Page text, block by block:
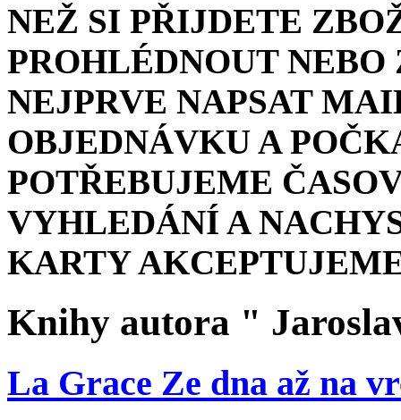
NEŽ SI PŘIJDETE
PROHLÉDNOUT
NEJPRVE NAPSAT
OBJEDNÁVKU A
POTŘEBUJEME
VYHLEDÁNÍ A
KARTY
Knihy autora "
La Grace Ze dna až na